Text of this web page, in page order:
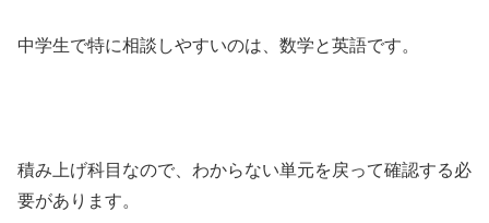
中学生で特に相談しやすいのは、数学と英語です。
積み上げ科目なので、わからない単元を戻って確認する必
要があります。